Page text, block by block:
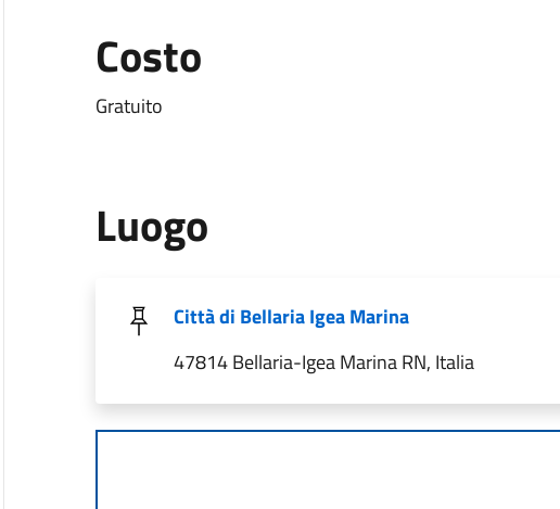
Costo
Gratuito
Luogo
Città di Bellaria Igea Marina
47814 Bellaria-Igea Marina RN, Italia